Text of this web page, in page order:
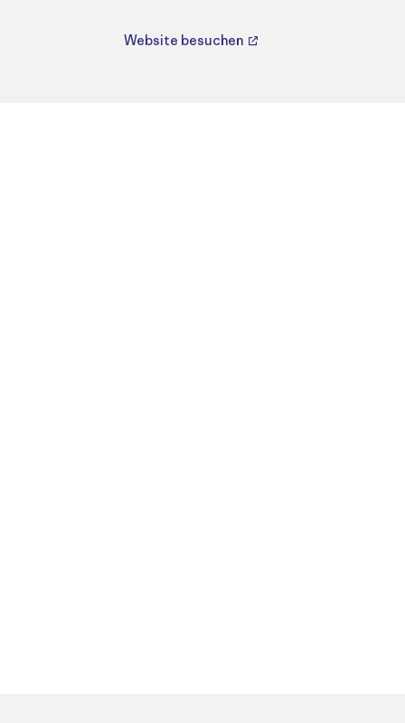
Website besuchen